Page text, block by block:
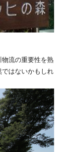
流の重要性を熟
はないかもしれ